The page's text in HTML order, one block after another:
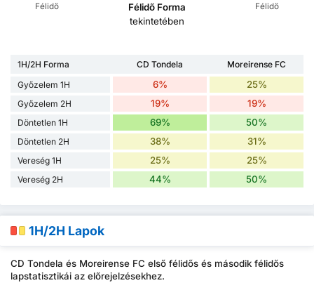
Félidő
Félidő Forma
tekintetében
Félidő
1H/2H Forma CD Tondela
Moreirense FC
Győzelem 1H
6% 25%
Győzelem 2H 19% 19%
Döntetlen 1H 69% 50%
Döntetlen 2H 38% 31%
Vereség 1H 25% 25%
Vereség 2H 44% 50%
1H/2H Lapok
CD Tondela és Moreirense FC első félidős és második félidős
lapstatisztikái az előrejelzésekhez.